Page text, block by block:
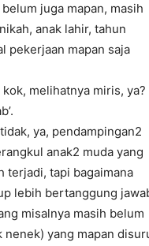
juga mapan, masih
anak lahir, tahun
pekerjaan mapan saja
melihatnya miris, ya?
ya, pendampingan2
anak2 muda yang
terjadi, tapi bagaimana
lebih bertanggung
misalnya masih belum
nenek) yang mapan